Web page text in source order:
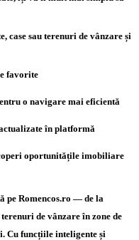
case sau terenuri de vânzare și
favorite
o navigare mai eficientă
în platformă
oportunitățile imobiliare
pe Romencos.ro — de la
de vânzare în zone de
Cu funcțiile inteligente și